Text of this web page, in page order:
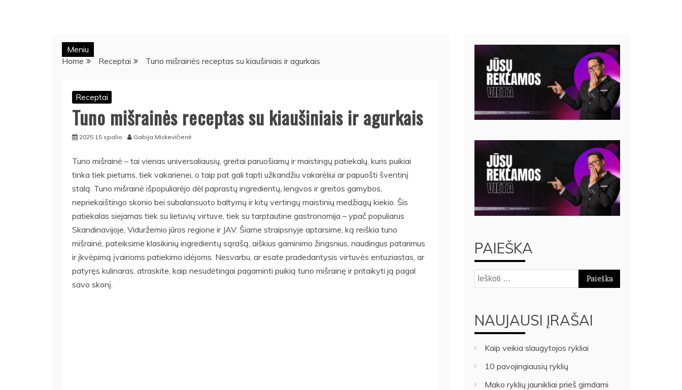
Meniu
Home
Receptai Tuno mišrainės receptas su kiaušiniais ir agurkais
Receptai
Tuno mišrainės receptas su kiaušiniais ir agurkais
2025 15 spalio Gabija Mickevičienė
Tuno mišrainė – tai vienas universaliausių, greitai paruošiamų ir maistingų patiekalų, kuris puikiai
tinka tiek pietums, tiek vakarienei, o taip pat gali tapti užkandžiu vakarėliui ar papuošti šventinį
stalą. Tuno mišrainė išpopuliarėjo dėl paprastų ingredientų, lengvos ir greitos gamybos,
nepriekaištingo skonio bei subalansuoto baltymų ir kitų vertingų maistinių medžiagų kiekio. Šis
patiekalas siejamas tiek su lietuvių virtuve, tiek su tarptautine gastronomija – ypač populiarus
Skandinavijoje, Viduržemio jūros regione ir JAV. Šiame straipsnyje aptarsime, ką reiškia tuno
mišrainė, pateiksime klasikinių ingredientų sąrašą, aiškius gaminimo žingsnius, naudingus patarimus
ir įkvėpimą įvairioms patiekimo idėjoms. Nesvarbu, ar esate pradedantysis virtuvės entuziastas, ar
patyręs kulinaras, atraskite, kaip nesudėtingai pagaminti puikią tuno mišrainę ir pritaikyti ją pagal
savo skonį.
PAIEŠKA
Ieškoti:
NAUJAUSI ĮRAŠAI
Kaip veikia slaugytojos rykliai
10 pavojingiausių ryklių
Mako ryklių jaunikliai prieš gimdami